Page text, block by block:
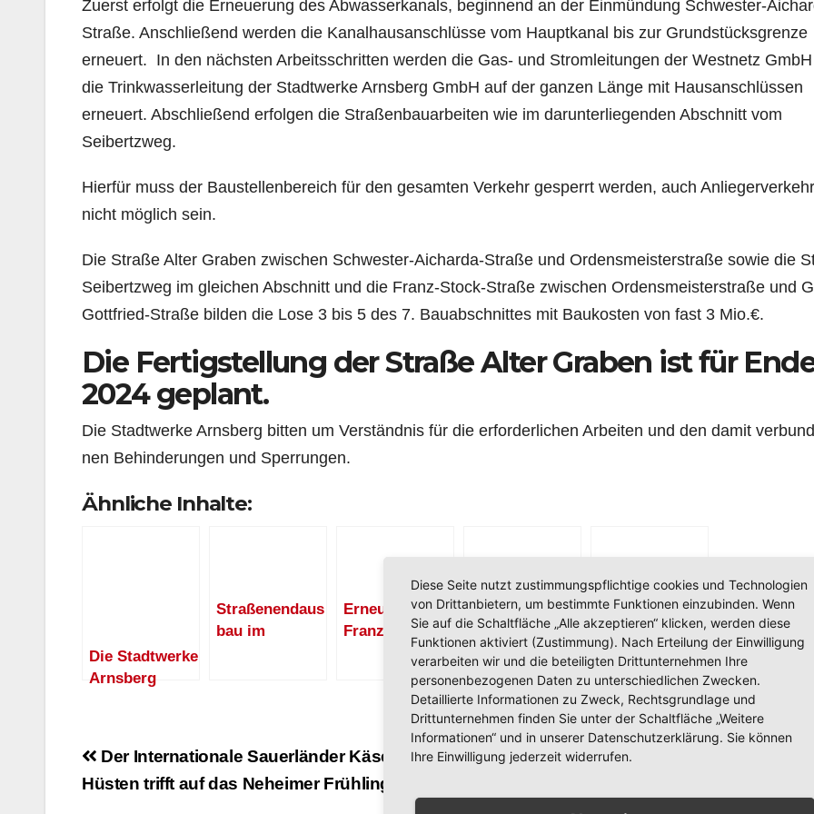
Zuerst erfolgt die Erneuerung des Abwasserkanals, beginnend an der Einmündung Schwester-
Straße. Anschließend werden die Kanalhausanschlüsse vom Hauptkanal bis zur Grundstücksgrenze
erneuert. In den nächsten Arbeitsschritten werden die Gas- und Stromleitungen der Westnetz GmbH
die Trinkwasserleitung der Stadtwerke Arnsberg GmbH auf der ganzen Länge mit Hausanschlüssen
erneuert. Abschließend erfolgen die Straßenbauarbeiten wie im darunterliegenden Abschnitt vom
Seibertzweg.
Hierfür muss der Baustellenbereich für den gesamten Verkehr gesperrt werden, auch
nicht möglich sein.
Die Straße Alter Graben zwischen Schwester-Aicharda-Straße und Ordensmeisterstraße sowie die
Seibertzweg im gleichen Abschnitt und die Franz-Stock-Straße zwischen Ordensmeisterstraße und
Gottfried-Straße bilden die Lose 3 bis 5 des 7. Bauabschnittes mit Baukosten von fast 3 Mio.€.
Die Fertigstellung der Straße Alter Graben ist für
2024 geplant.
Die Stadtwerke Arnsberg bitten um Verständnis für die erforderlichen Arbeiten und den damit
nen Behinderungen und Sperrungen.
Ähnliche Inhalte:
Die Stadtwerke
Arnsberg
Bauabschnitt
Wohngebiet
Straßenendaus
bau im
Bauabschnitte
n ab Februar
Erneuerung
Franz-Stock-
Ordensmeister
straße und
Graf-Gottfried-
Straße
Baubeginn der
Arbeiten in der
Burgstraße in
Neheim
Bauarbeiten
im zweiten
Bauabschnitt
Wohngebiet
Trift
Beitragsnavigation
Hüstener Straße zwischen Altstadt-Tunnel
Der Internationale Sauerländer Käsemarkt in
Hüsten trifft auf das Neheimer Frühlingsfest
Diese Seite nutzt zustimmungspflichtige cookies und Technologien
von Drittanbietern, um bestimmte Funktionen einzubinden. Wenn
Sie auf die Schaltfläche „Alle akzeptieren“ klicken, werden diese
Funktionen aktiviert (Zustimmung). Nach Erteilung der Einwilligung
verarbeiten wir und die beteiligten Drittunternehmen Ihre
personenbezogenen Daten zu unterschiedlichen Zwecken.
Detaillierte Informationen zu Zweck, Rechtsgrundlage und
Drittunternehmen finden Sie unter der Schaltfläche „Weitere
Informationen“ und in unserer Datenschutzerklärung. Sie können
Ihre Einwilligung jederzeit widerrufen.